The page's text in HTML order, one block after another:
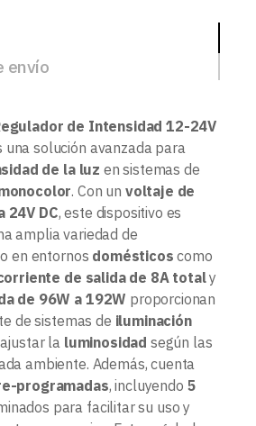
envío
de Intensidad 12-24V
una solución avanzada para
de la luz en sistemas de
. Con un voltaje de
24V DC, este dispositivo es
amplia variedad de
en entornos domésticos como
de salida de 8A totaly
de 96W a 192W proporcionan
de sistemas de iluminación
la luminosidad según las
ambiente. Además, cuenta
programadas, incluyendo 5
para facilitar su uso y